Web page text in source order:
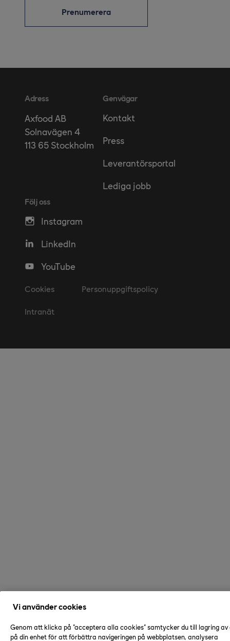
Prenumerera
Adress
Axfood AB
Solnavägen 4
113 65 Stockholm
Genvägar
Kontakt
Press
Leverantörsportal
Lediga jobb
Följ oss
Instagram
LinkedIn
YouTube
Cookies Personuppgiftspolicy
Intranät
Vi använder cookies
Genom att klicka på "acceptera alla cookies" samtycker du till lagring av
på din enhet för att förbättra navigeringen på webbplatsen, analysera